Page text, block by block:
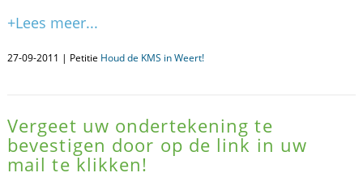
+Lees meer...
27-09-2011 | Petitie Houd de KMS in Weert!
Vergeet uw ondertekening te
bevestigen door op de link in uw
mail te klikken!